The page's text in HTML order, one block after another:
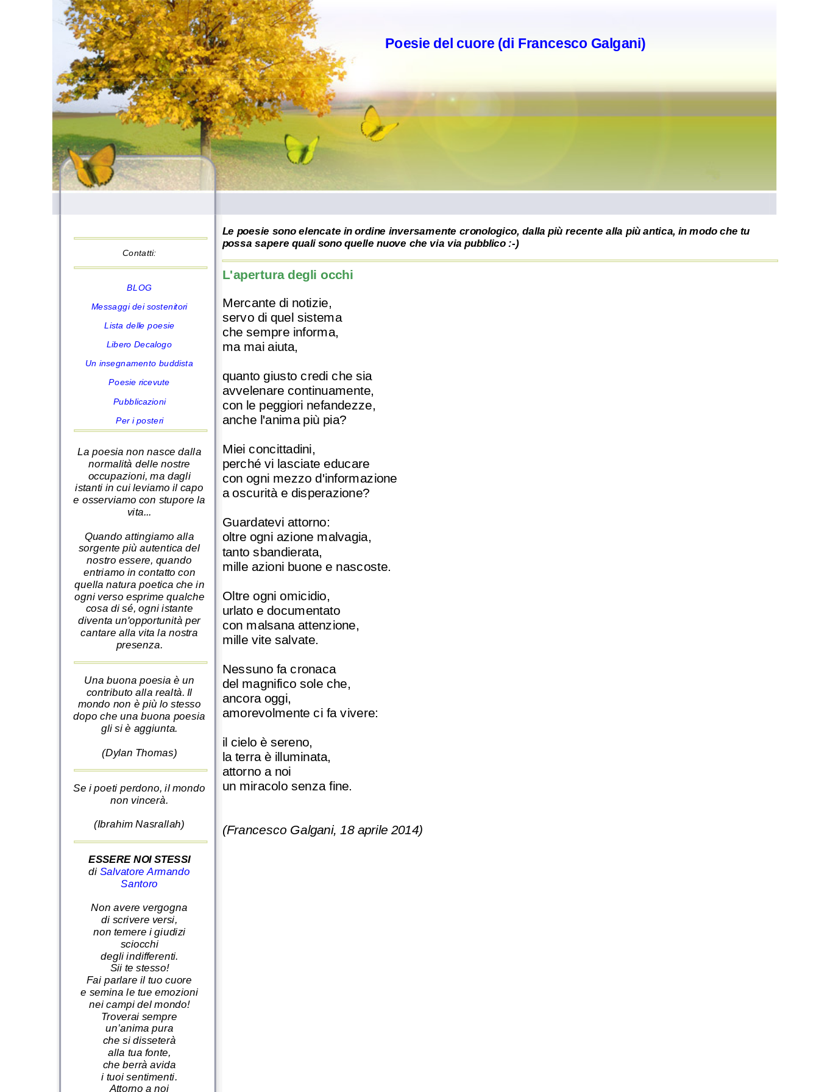
Poesie del cuore (di Francesco Galgani)
Contatti:
BLOG
Messaggi dei sostenitori
Lista delle poesie
Libero Decalogo
Un insegnamento buddista
Poesie ricevute
Pubblicazioni
Per i posteri
La poesia non nasce dalla
normalità delle nostre
occupazioni, ma dagli
istanti in cui leviamo il capo
e osserviamo con stupore la
vita...
Quando attingiamo alla
sorgente più autentica del
nostro essere, quando
entriamo in contatto con
quella natura poetica che in
ogni verso esprime qualche
cosa di sé, ogni istante
diventa un'opportunità per
cantare alla vita la nostra
presenza.
Una buona poesia è un
contributo alla realtà. Il
mondo non è più lo stesso
dopo che una buona poesia
gli si è aggiunta.
(Dylan Thomas)
Se i poeti perdono, il mondo
non vincerà.
(Ibrahim Nasrallah)
ESSERE NOI STESSI
di Salvatore Armando
Santoro
Non avere vergogna
di scrivere versi,
non temere i giudizi
sciocchi
degli indifferenti.
Sii te stesso!
Fai parlare il tuo cuore
e semina le tue emozioni
nei campi del mondo!
Troverai sempre
un’anima pura
che si disseterà
alla tua fonte,
che berrà avida
i tuoi sentimenti.
Attorno a noi
Le poesie sono elencate in ordine inversamente cronologico, dalla più recente alla più antica, in modo che tu
possa sapere quali sono quelle nuove che via via pubblico :-)
L'apertura degli occhi
Mercante di notizie,
servo di quel sistema
che sempre informa,
ma mai aiuta,
quanto giusto credi che sia
avvelenare continuamente,
con le peggiori nefandezze,
anche l'anima più pia?
Miei concittadini,
perché vi lasciate educare
con ogni mezzo d'informazione
a oscurità e disperazione?
Guardatevi attorno:
oltre ogni azione malvagia,
tanto sbandierata,
mille azioni buone e nascoste.
Oltre ogni omicidio,
urlato e documentato
con malsana attenzione,
mille vite salvate.
Nessuno fa cronaca
del magnifico sole che,
ancora oggi,
amorevolmente ci fa vivere:
il cielo è sereno,
la terra è illuminata,
attorno a noi
un miracolo senza fine.
(Francesco Galgani, 18 aprile 2014)